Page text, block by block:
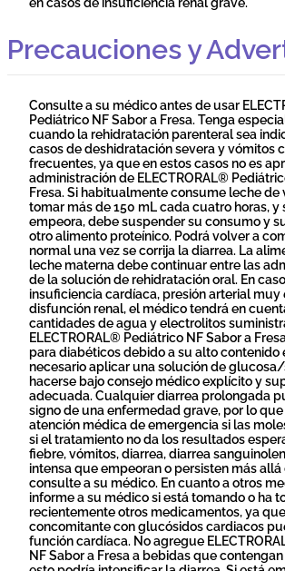
Precauciones y
Consulte a su médico antes de usar
Pediátrico NF Sabor a Fresa. Tenga
cuando la rehidratación parenteral sea
casos de deshidratación severa y vómitos
frecuentes, ya que en estos casos no es
administración de ELECTRORAL®
Fresa. Si habitualmente consume leche de
tomar más de 150 mL cada cuatro horas, y
empeora, debe suspender su consumo y
otro alimento proteínico. Podrá volver a
normal una vez se corrija la diarrea. La
leche materna debe continuar entre las
de la solución de rehidratación oral. En
insuficiencia cardíaca, presión arterial muy
disfunción renal, el médico tendrá en
cantidades de agua y electrolitos
ELECTRORAL® Pediátrico NF Sabor a
para diabéticos debido a su alto contenido
necesario aplicar una solución de
hacerse bajo consejo médico explícito y
adecuada. Cualquier diarrea prolongada
signo de una enfermedad grave, por lo
atención médica de emergencia si las
si el tratamiento no da los resultados
fiebre, vómitos, diarrea, diarrea
intensa que empeoran o persisten más allá
consulte a su médico. En cuanto a otros
informe a su médico si está tomando o ha
recientemente otros medicamentos, ya
concomitante con glucósidos cardiacos
función cardíaca. No agregue
NF Sabor a Fresa a bebidas que